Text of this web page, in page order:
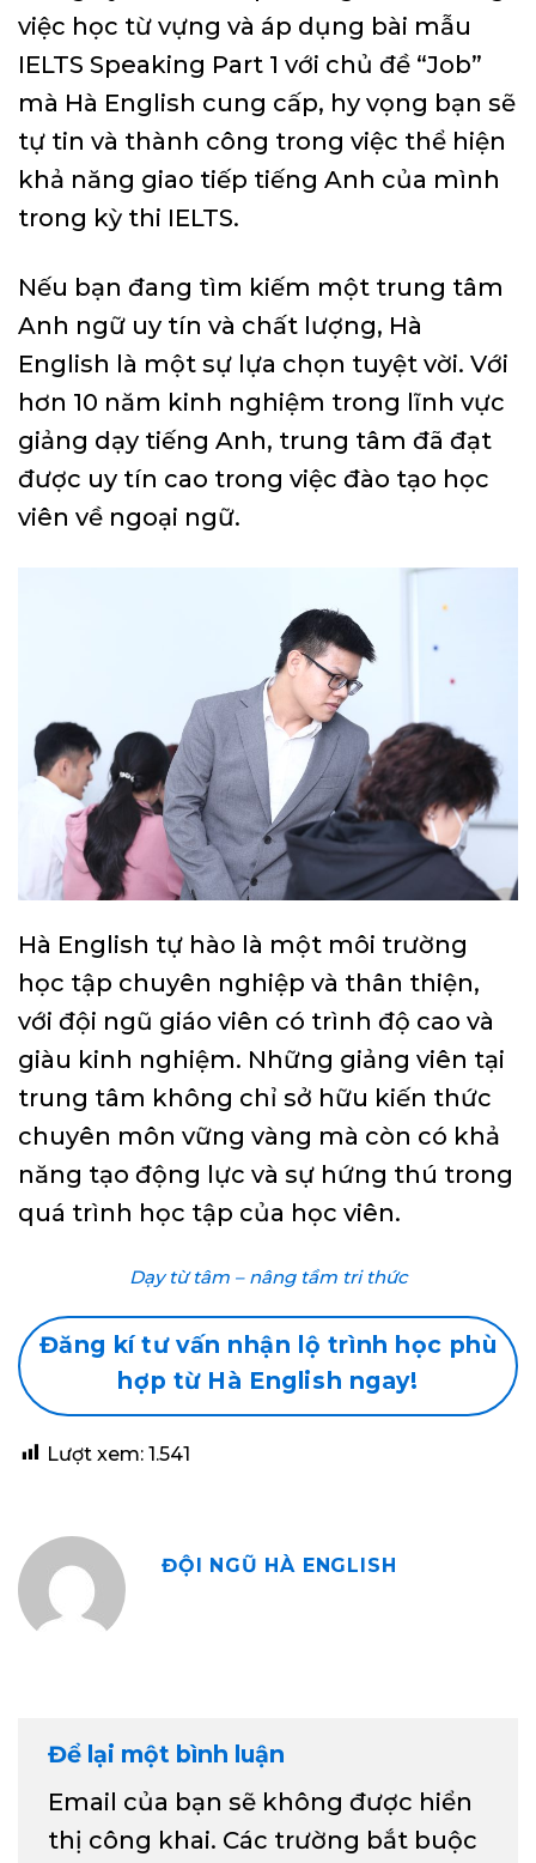
việc học từ vựng và áp dụng bài mẫu
IELTS Speaking Part 1 với chủ đề “Job”
mà Hà English cung cấp, hy vọng bạn sẽ
tự tin và thành công trong việc thể hiện
khả năng giao tiếp tiếng Anh của mình
trong kỳ thi IELTS.
Nếu bạn đang tìm kiếm một trung tâm
Anh ngữ uy tín và chất lượng, Hà
English là một sự lựa chọn tuyệt vời. Với
hơn 10 năm kinh nghiệm trong lĩnh vực
giảng dạy tiếng Anh, trung tâm đã đạt
được uy tín cao trong việc đào tạo học
viên về ngoại ngữ.
Hà English tự hào là một môi trường
học tập chuyên nghiệp và thân thiện,
với đội ngũ giáo viên có trình độ cao và
giàu kinh nghiệm. Những giảng viên tại
trung tâm không chỉ sở hữu kiến thức
chuyên môn vững vàng mà còn có khả
năng tạo động lực và sự hứng thú trong
quá trình học tập của học viên.
Dạy từ tâm – nâng tầm tri thức
Đăng kí tư vấn nhận lộ trình học phù
hợp từ Hà English ngay!
Lượt xem: 1.541
ĐỘI NGŨ HÀ ENGLISH
Để lại một bình luận
Email của bạn sẽ không được hiển
thị công khai. Các trường bắt buộc